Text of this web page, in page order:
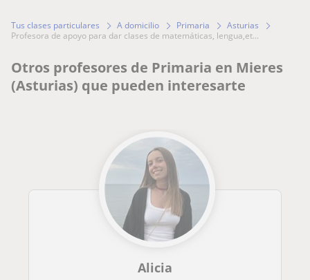
Tus clases particulares A domicilio Primaria
Asturias
profesora de apoyo para dar clases de matemáticas, lengua,et...
Otros profesores de Primaria en Mieres
(Asturias) que pueden interesarte
Alicia